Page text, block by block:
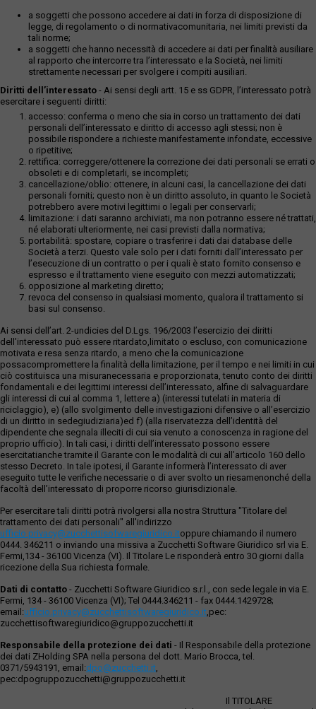
a soggetti che possono accedere ai dati in forza di disposizione di
legge, di regolamento o di normativacomunitaria, nei limiti previsti da
tali norme;
a soggetti che hanno necessità di accedere ai dati per finalità ausiliare
al rapporto che intercorre tra l’interessato e la Società, nei limiti
strettamente necessari per svolgere i compiti ausiliari.
Diritti dell’interessato - Ai sensi degli artt. 15 e ss GDPR, l’interessato potrà
esercitare i seguenti diritti:
accesso: conferma o meno che sia in corso un trattamento dei dati
personali dell’interessato e diritto di accesso agli stessi; non è
possibile rispondere a richieste manifestamente infondate, eccessive
o ripetitive;
rettifica: correggere/ottenere la correzione dei dati personali se errati o
obsoleti e di completarli, se incompleti;
cancellazione/oblio: ottenere, in alcuni casi, la cancellazione dei dati
personali forniti; questo non è un diritto assoluto, in quanto le Società
potrebbero avere motivi legittimi o legali per conservarli;
limitazione: i dati saranno archiviati, ma non potranno essere né trattati,
né elaborati ulteriormente, nei casi previsti dalla normativa;
portabilità: spostare, copiare o trasferire i dati dai database delle
Società a terzi. Questo vale solo per i dati forniti dall’interessato per
l’esecuzione di un contratto o per i quali è stato fornito consenso e
espresso e il trattamento viene eseguito con mezzi automatizzati;
opposizione al marketing diretto;
revoca del consenso in qualsiasi momento, qualora il trattamento si
basi sul consenso.
Ai sensi dell’art. 2-undicies del D.Lgs. 196/2003 l’esercizio dei diritti
dell’interessato può essere ritardato,limitato o escluso, con comunicazione
motivata e resa senza ritardo, a meno che la comunicazione
possacompromettere la finalità della limitazione, per il tempo e nei limiti in cui
ciò costituisca una misuranecessaria e proporzionata, tenuto conto dei diritti
fondamentali e dei legittimi interessi dell’interessato, alfine di salvaguardare
gli interessi di cui al comma 1, lettere a) (interessi tutelati in materia di
riciclaggio), e) (allo svolgimento delle investigazioni difensive o all’esercizio
di un diritto in sedegiudiziaria)ed f) (alla riservatezza dell’identità del
dipendente che segnala illeciti di cui sia venuto a conoscenza in ragione del
proprio ufficio). In tali casi, i diritti dell’interessato possono essere
esercitatianche tramite il Garante con le modalità di cui all’articolo 160 dello
stesso Decreto. In tale ipotesi, il Garante informerà l’interessato di aver
eseguito tutte le verifiche necessarie o di aver svolto un riesamenonché della
facoltà dell’interessato di proporre ricorso giurisdizionale.
Per esercitare tali diritti potrà rivolgersi alla nostra Struttura "Titolare del
trattamento dei dati personali" all'indirizzo
ufficio.privacy@zucchettisofwaregiuridico.itoppure chiamando il numero
0444. 346211 o inviando una missiva a Zucchetti Software Giuridico srl via E.
Fermi,134 - 36100 Vicenza (VI). Il Titolare Le risponderà entro 30 giorni dalla
ricezione della Sua richiesta formale.
Dati di contatto - Zucchetti Software Giuridico s.r.l., con sede legale in via E.
Fermi, 134 - 36100 Vicenza (VI); Tel 0444.346211 - fax 0444.1429728;
email:ufficio.privacy@zucchettisoftwaregiuridico.it,pec:
zucchettisoftwaregiuridico@gruppozucchetti.it
Responsabile della protezione dei dati - Il Responsabile della protezione
dei dati ZHolding SPA nella persona del dott. Mario Brocca, tel.
0371/5943191, email:dpo@zucchetti.it,
pec:dpogruppozucchetti@gruppozucchetti.it
Il TITOLARE